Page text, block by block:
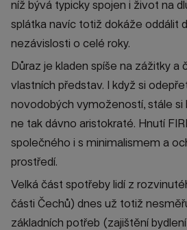
níž bývá typicky spojen i život na
splátka navíc totiž dokáže oddálit
nezávislosti o celé roky.
Důraz je kladen spíše na zážitky a
vlastních představ. I když si
novodobých vymožeností, stále
ne tak dávno aristokraté. Hnutí
společného i s minimalismem a
prostředí.
Velká část spotřeby lidí z
části Čechů) dnes už totiž
základních potřeb (zajištění